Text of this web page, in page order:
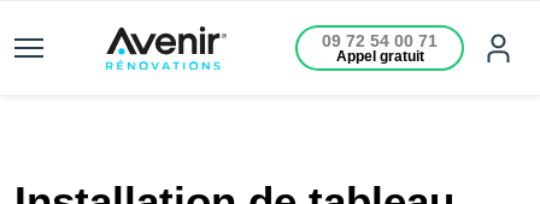
09 72 54 00 71
Appel gratuit